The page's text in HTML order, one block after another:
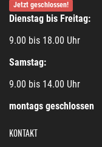
Jetzt geschlossen!
Dienstag bis Freitag:
9.00 bis 18.00 Uhr
Samstag:
9.00 bis 14.00 Uhr
montags geschlossen
KONTAKT